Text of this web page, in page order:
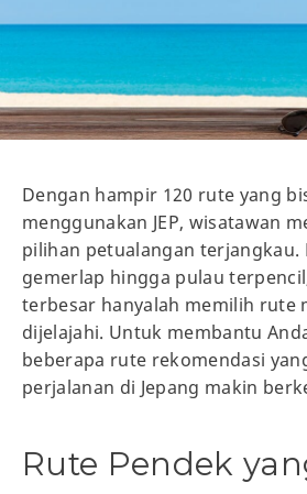
Dengan hampir 120 rute yang
menggunakan JEP, wisatawan
pilihan petualangan terjangkau.
gemerlap hingga pulau
terbesar hanyalah memilih rute
dijelajahi. Untuk membantu
beberapa rute rekomendasi
perjalanan di Jepang makin
Rute Pendek